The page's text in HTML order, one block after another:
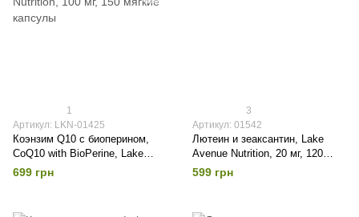
1
Артикул: LKN-01425
Коэнзим Q10 с биоперином,
CoQ10 with BioPerine, Lake
Avenue Nutrition, 100 мг, 150
мягкие капсулы
699 грн
3
Артикул: 01542
Лютеин и зеаксантин, Lake
Avenue Nutrition, 20 мг, 120
капсул
599 грн